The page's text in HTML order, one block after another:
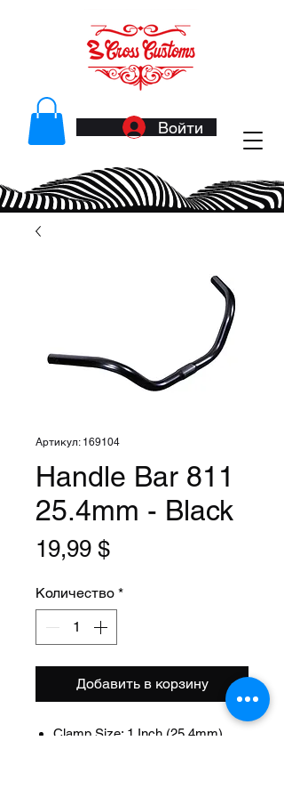
Войти
Артикул: 169104
Handle Bar 811
25.4mm - Black
19,99 $Цена
Количество *
Добавить в корзину
Clamp Size: 1 Inch (25.4mm)